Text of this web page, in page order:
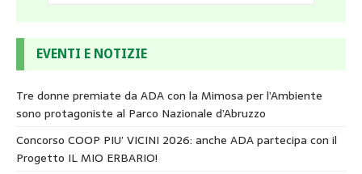
EVENTI E NOTIZIE
Tre donne premiate da ADA con la Mimosa per l’Ambiente
sono protagoniste al Parco Nazionale d’Abruzzo
Concorso COOP PIU’ VICINI 2026: anche ADA partecipa con il
Progetto IL MIO ERBARIO!